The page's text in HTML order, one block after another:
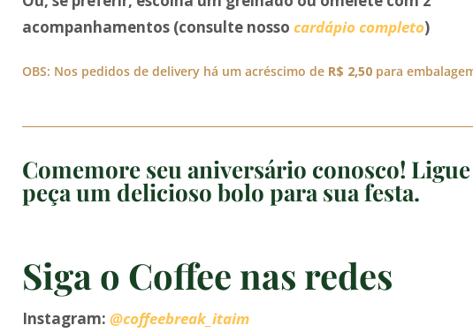
acompanhamentos (consulte nosso cardápio completo)
OBS: Nos pedidos de delivery há um acréscimo de R$ 2,50 para
Comemore seu aniversário conosco!
peça um delicioso bolo para sua festa.
Siga o Coffee nas redes
Instagram: @coffeebreak_itaim